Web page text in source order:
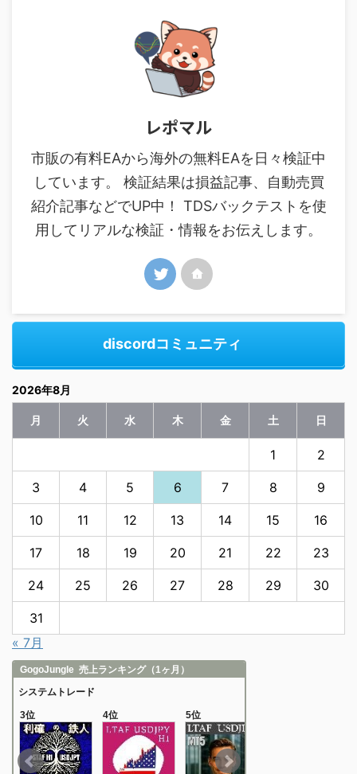
レポマル
市販の有料EAから海外の無料EAを日々検証中
しています。 検証結果は損益記事、自動売買
紹介記事などでUP中！ TDSバックテストを使
用してリアルな検証・情報をお伝えします。
discordコミュニティ
2026年8月
月 火 水 木 金 土 日
1 2
3 4 5 6 7 8 9
10 11 12 13 14 15 16
17 18 19 20 21 22 23
24 25 26 27 28 29 30
31
« 7月